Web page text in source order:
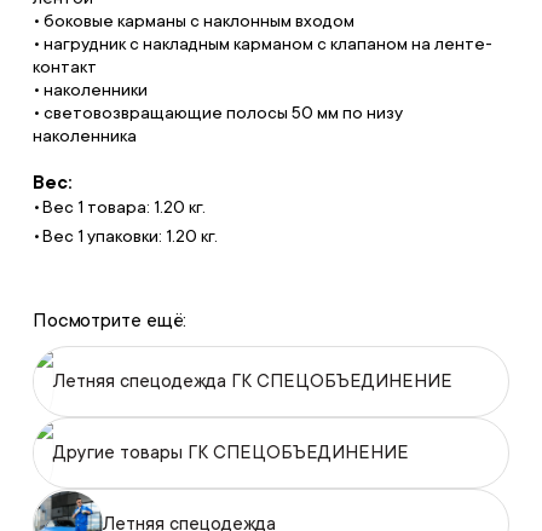
• боковые карманы с наклонным входом
• нагрудник с накладным карманом с клапаном на ленте-
контакт
• наколенники
• световозвращающие полосы 50 мм по низу
наколенника
Вес:
Вес 1 товара: 1.20 кг.
Вес 1 упаковки: 1.20 кг.
Посмотрите ещё:
Летняя спецодежда ГК СПЕЦОБЪЕДИНЕНИЕ
Другие товары ГК СПЕЦОБЪЕДИНЕНИЕ
Летняя спецодежда